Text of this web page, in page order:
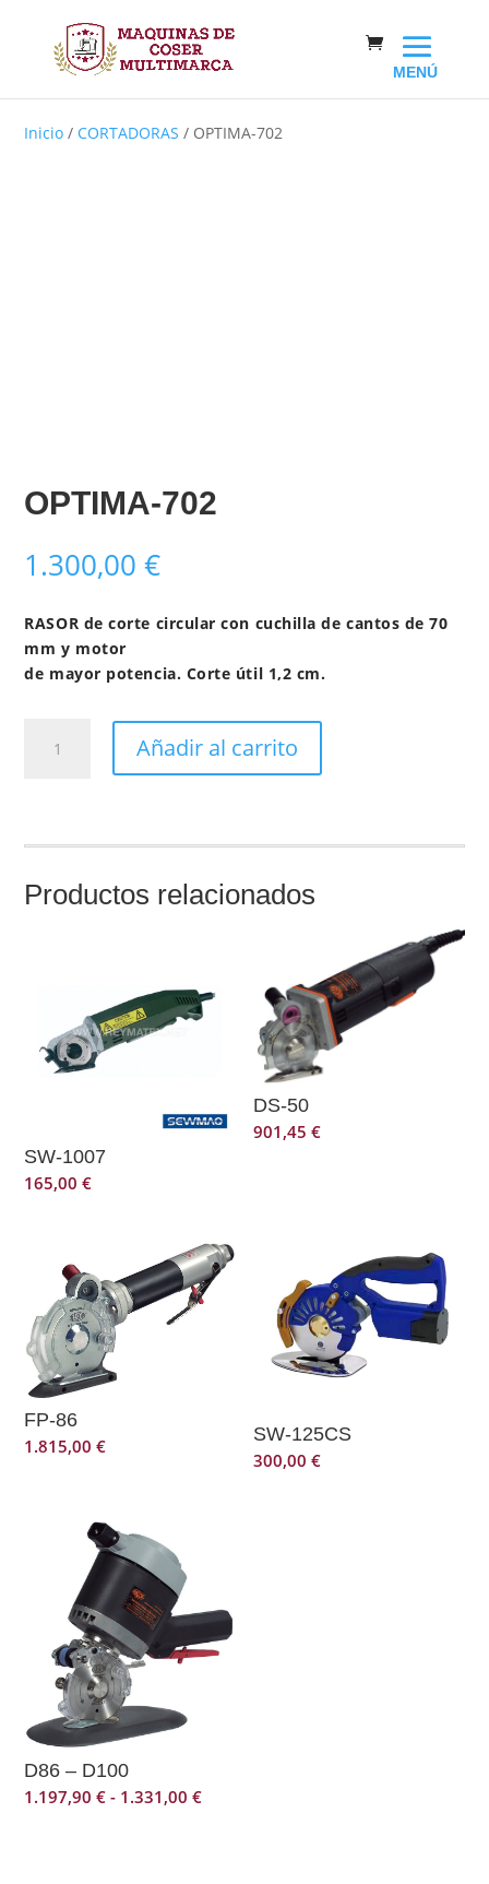
Inicio / CORTADORAS / OPTIMA-702
OPTIMA-702
1.300,00€
RASOR de corte circular con cuchilla de cantos de 70
mm y motor
de mayor potencia. Corte útil 1,2 cm.
Añadir al carrito
Productos relacionados
SW-1007
165,00€
DS-50
901,45€
FP-86
1.815,00€
SW-125CS
300,00€
D86 – D100
1.197,90€ - 1.331,00€Rango